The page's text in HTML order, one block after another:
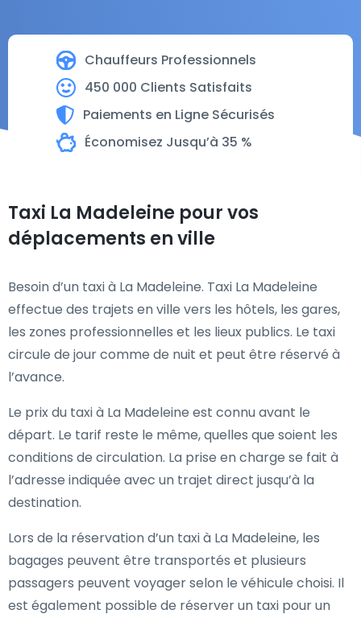
Chauffeurs Professionnels
450 000 Clients Satisfaits
Paiements en Ligne Sécurisés
Économisez Jusqu’à 35 %
Taxi La Madeleine pour vos
déplacements en ville
Besoin d’un taxi à La Madeleine. Taxi La Madeleine
effectue des trajets en ville vers les hôtels, les gares,
les zones professionnelles et les lieux publics. Le taxi
circule de jour comme de nuit et peut être réservé à
l’avance.
Le prix du taxi à La Madeleine est connu avant le
départ. Le tarif reste le même, quelles que soient les
conditions de circulation. La prise en charge se fait à
l’adresse indiquée avec un trajet direct jusqu’à la
destination.
Lors de la réservation d’un taxi à La Madeleine, les
bagages peuvent être transportés et plusieurs
passagers peuvent voyager selon le véhicule choisi. Il
est également possible de réserver un taxi pour un